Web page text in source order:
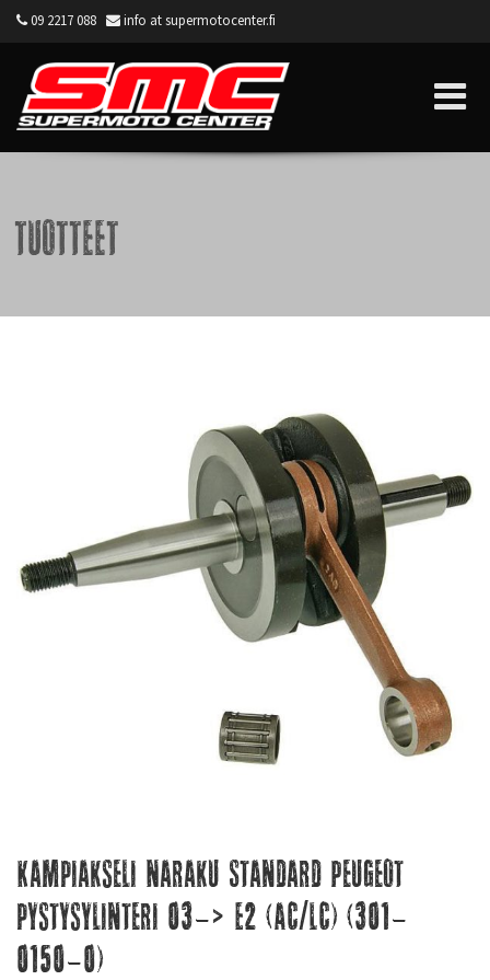
09 2217 088 info at supermotocenter.fi
Tuotteet
Kampiakseli Naraku Standard Peugeot
pystysylinteri 03-> E2 (AC/LC) (301-
0150-0)